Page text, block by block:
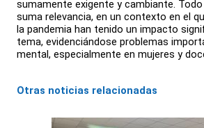
sumamente exigente y cambiante.
suma relevancia, en un contexto en el
la pandemia han tenido un impacto
tema, evidenciándose problemas
mental, especialmente en mujeres y
Otras noticias relacionadas